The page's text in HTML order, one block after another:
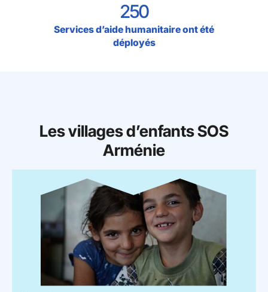
250
Services d’aide humanitaire ont été
déployés
Les villages d’enfants SOS
Arménie